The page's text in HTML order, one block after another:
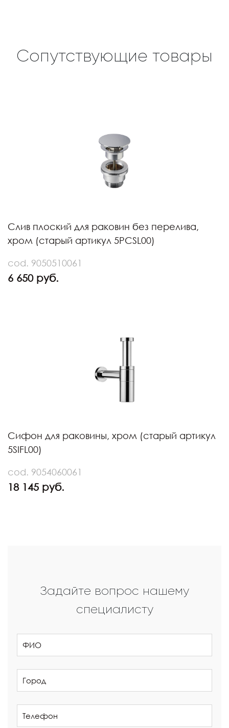
Сопутствующие товары
Слив плоский для раковин без перелива,
хром (старый артикул 5PCSL00)
cod. 9050510061
6 650 руб.
Сифон для раковины, хром (старый артикул
5SIFL00)
cod. 9054060061
18 145 руб.
Задайте вопрос нашему
специалисту